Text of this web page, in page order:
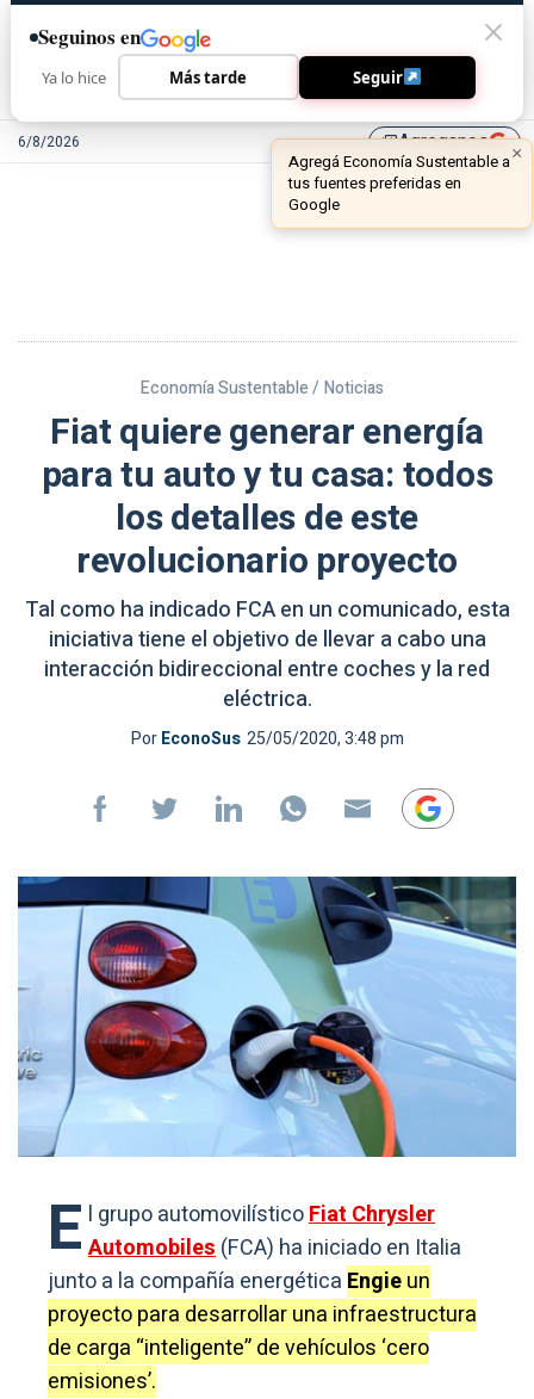
6/8/2026 library_addAgreganos
Economía Sustentable / Noticias
Fiat quiere generar energía
para tu auto y tu casa: todos
los detalles de este
revolucionario proyecto
Tal como ha indicado FCA en un comunicado, esta
iniciativa tiene el objetivo de llevar a cabo una
interacción bidireccional entre coches y la red
eléctrica.
PorEconoSus 25/05/2020, 3:48 pm
E l grupo automovilísticoFiat Chrysler
Automobiles(FCA) ha iniciado en Italia
junto a la compañía energética Engieun
proyecto para desarrollar una infraestructura
de carga “inteligente” de vehículos ‘cero
emisiones’.
Seguinos en
Ya lo hice Más tarde Seguir